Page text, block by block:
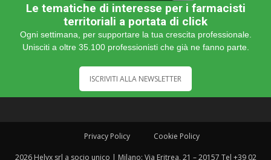
Le tematiche di interesse per i farmacisti
territoriali a portata di click
Ogni settimana, per supportare la tua crescita professionale.
Unisciti a oltre 35.100 professionisti che già ne fanno parte.
ISCRIVITI ALLA NEWSLETTER
Privacy Policy Cookie Policy
2026 Helyx srl a socio unico | Milano: Via Eritrea, 21 – 20157 Tel +39 02